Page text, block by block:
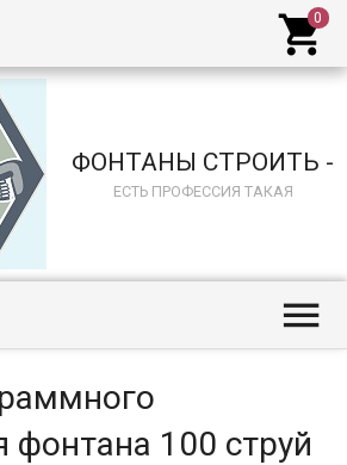

ФОНТАНЫ СТРОИТЬ -
ЕСТЬ ПРОФЕССИЯ ТАКАЯ

фонтана 100 струй